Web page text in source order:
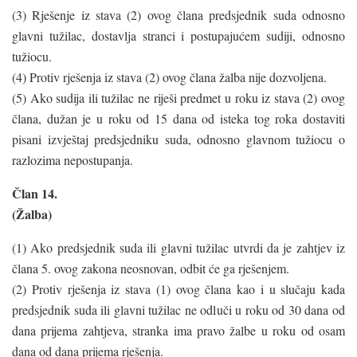
(3) Rješenje iz stava (2) ovog člana predsjednik suda odnosno
glavni tužilac, dostavlja stranci i postupajućem sudiji, odnosno
tužiocu.
(4) Protiv rješenja iz stava (2) ovog člana žalba nije dozvoljena.
(5) Ako sudija ili tužilac ne riješi predmet u roku iz stava (2) ovog
člana, dužan je u roku od 15 dana od isteka tog roka dostaviti
pisani izvještaj predsjedniku suda, odnosno glavnom tužiocu o
razlozima nepostupanja.
Član 14.
(Žalba)
(1) Ako predsjednik suda ili glavni tužilac utvrdi da je zahtjev iz
člana 5. ovog zakona neosnovan, odbit će ga rješenjem.
(2) Protiv rješenja iz stava (1) ovog člana kao i u slučaju kada
predsjednik suda ili glavni tužilac ne odluči u roku od 30 dana od
dana prijema zahtjeva, stranka ima pravo žalbe u roku od osam
dana od dana prijema rješenja.